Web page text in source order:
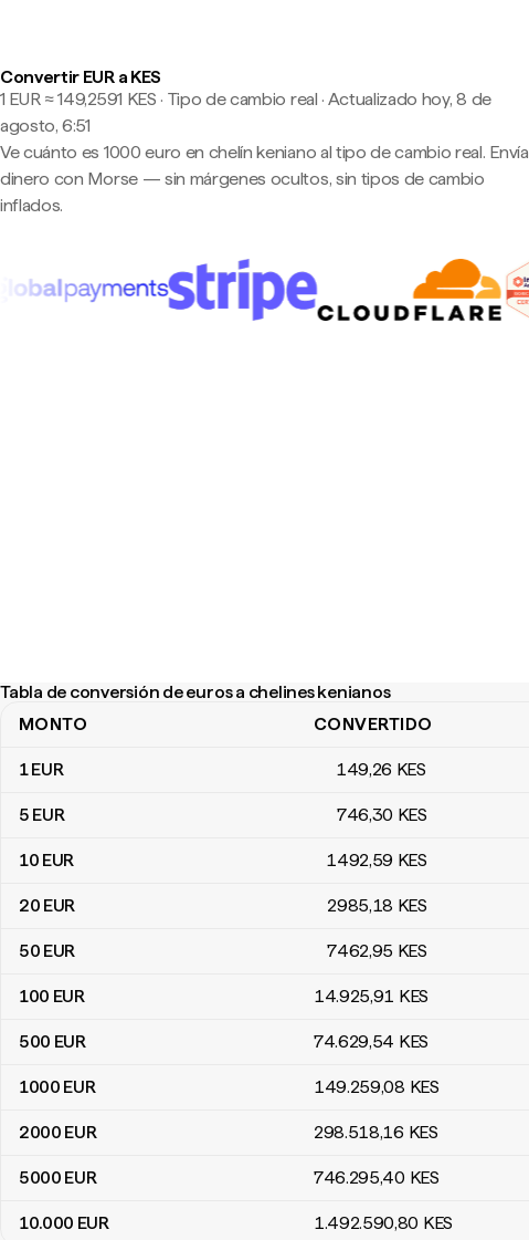
Convertir EUR a KES
1 EUR ≈ 149,2591 KES · Tipo de cambio real · Actualizado hoy, 8 de
agosto, 6:51
Ve cuánto es 1000 euro en chelín keniano al tipo de cambio real. Envía
dinero con Morse — sin márgenes ocultos, sin tipos de cambio
inflados.
Tabla de conversión de euros a chelines kenianos
Tabla de conversión de euros a chelines kenianos
MONTO CONVERTIDO
1EUR 149,26 KES
5 EUR 746,30 KES
10 EUR 1492,59 KES
20 EUR 2985,18 KES
50 EUR 7462,95 KES
100 EUR 14.925,91 KES
500 EUR 74.629,54 KES
1000 EUR 149.259,08 KES
2000 EUR 298.518,16 KES
5000 EUR 746.295,40 KES
10.000 EUR 1.492.590,80 KES